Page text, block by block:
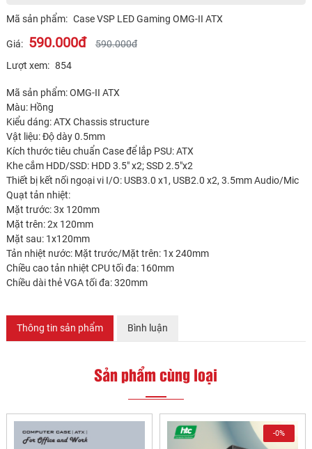
Mã sản phẩm: Case VSP LED Gaming OMG-II ATX
Giá: 590.000đ
590.000đ
Lượt xem: 854
Mã sản phẩm: OMG-II ATX
Màu: Hồng
Kiểu dáng: ATX Chassis structure
Vật liệu: Độ dày 0.5mm
Kích thước tiêu chuẩn Case để lắp PSU: ATX
Khe cắm HDD/SSD: HDD 3.5" x2; SSD 2.5"x2
Thiết bị kết nối ngoại vi I/O: USB3.0 x1, USB2.0 x2, 3.5mm Audio/Mic
Quạt tản nhiệt:
Mặt trước: 3x 120mm
Mặt trên: 2x 120mm
Mặt sau: 1x120mm
Tản nhiệt nước: Mặt trước/Mặt trên: 1x 240mm
Chiều cao tản nhiệt CPU tối đa: 160mm
Chiều dài thẻ VGA tối đa: 320mm
Thông tin sản phẩm Bình luận
Sản phẩm cùng loại
-0%